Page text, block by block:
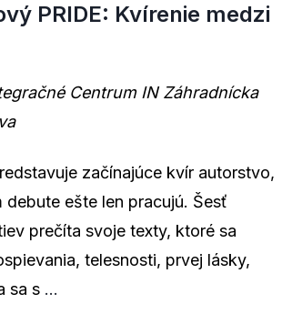
PRIDE: Kvírenie medzi
Centrum INZáhradnícka
začínajúce kvír autorstvo,
debute ešte len pracujú. Šesť
prečíta svoje texty, ktoré sa
telesnosti, prvej lásky,
sa s ...